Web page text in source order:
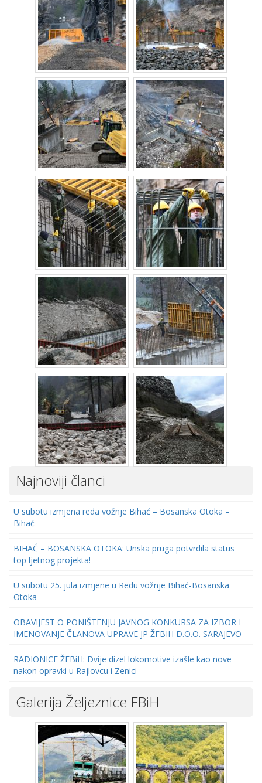
Najnoviji članci
U subotu izmjena reda vožnje Bihać – Bosanska Otoka –
Bihać
BIHAĆ – BOSANSKA OTOKA: Unska pruga potvrdila status
top ljetnog projekta!
U subotu 25. jula izmjene u Redu vožnje Bihać-Bosanska
Otoka
OBAVIJEST O PONIŠTENJU JAVNOG KONKURSA ZA IZBOR I
IMENOVANJE ČLANOVA UPRAVE JP ŽFBIH D.O.O. SARAJEVO
RADIONICE ŽFBiH: Dvije dizel lokomotive izašle kao nove
nakon opravki u Rajlovcu i Zenici
Galerija Željeznice FBiH